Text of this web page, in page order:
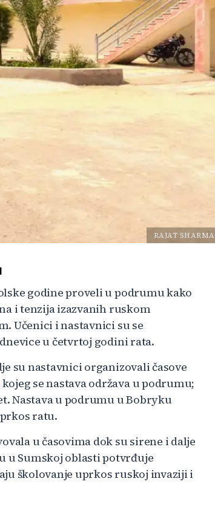
RAJAT SHARMA
godine proveli u podrumu kako
i tenzija izazvanih ruskom
Učenici i nastavnici su se
u četvrtoj godini rata.
su nastavnici organizovali časove
se nastava održava u podrumu;
Nastava u podrumu u Bobryku
ratu.
u časovima dok su sirene i dalje
u Sumskoj oblasti potvrđuje
školovanje uprkos ruskoj invaziji i